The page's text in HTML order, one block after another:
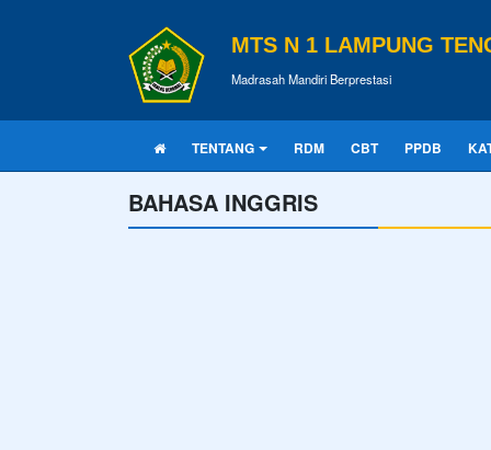
MTS N 1 LAMPUNG
Madrasah Mandiri Berprestasi
TENTANG RDM CBT PPDB
BAHASA INGGRIS